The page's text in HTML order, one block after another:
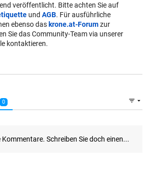
veröffentlicht. Bitte achten Sie auf
und AGB. Für ausführliche
ebenso das krone.at-Forumzur
Sie das Community-Team via unserer
kontaktieren.